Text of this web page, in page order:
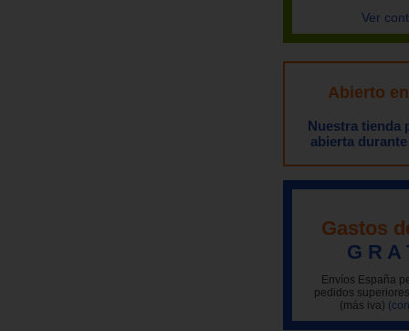
Ver
Abierto
Nuestra tienda
abierta
Gastos
G R A
Envíos España
pedidos
(más iva)